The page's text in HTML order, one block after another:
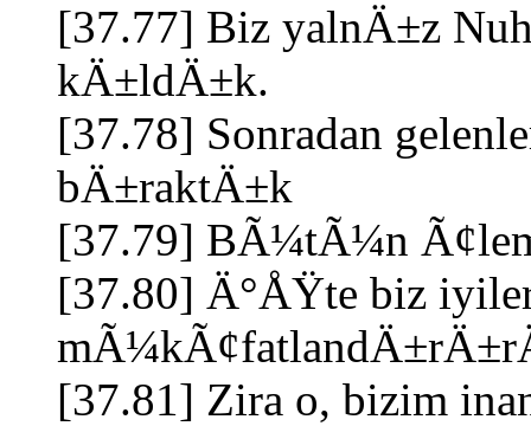
[37.77] Biz yalnÄ±z
kÄ±ldÄ±k.
[37.78] Sonradan
bÄ±raktÄ±k
[37.79] BÃ¼tÃ¼n
[37.80] Ä°ÅŸte biz
[37.81] Zira o, bizim